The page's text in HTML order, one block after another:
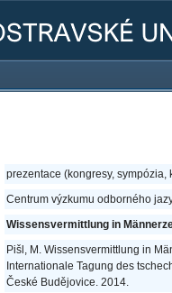
prezentace (kongresy, sympózia,
Centrum výzkumu odborného
Wissensvermittlung in
Pišl, M. Wissensvermittlung in
Internationale Tagung des
České Budějovice. 2014.